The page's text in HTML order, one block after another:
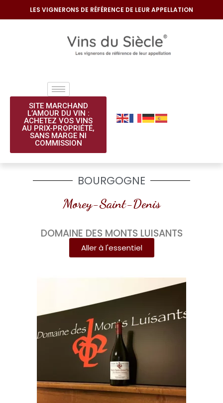
LES VIGNERONS DE RÉFÉRENCE DE LEUR APPELLATION
SITE MARCHAND
L’AMOUR DU VIN :
ACHETEZ VOS VINS
AU PRIX-PROPRIÉTÉ,
SANS MARGE NI
COMMISSION​
BOURGOGNE
Morey-Saint-Denis
DOMAINE DES MONTS LUISANTS
Aller à l'essentiel